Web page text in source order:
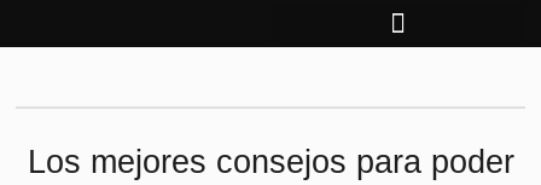
Los mejores consejos para poder